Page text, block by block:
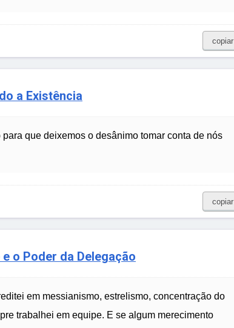
copiar
a Existência
que deixemos o desânimo tomar conta de nós
copiar
o Poder da Delegação
em messianismo, estrelismo, concentração do
trabalhei em equipe. E se algum merecimento